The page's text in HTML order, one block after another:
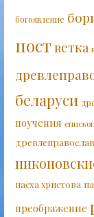
богоявление
постветка
беларуси
поучения
пасха христова
преображение